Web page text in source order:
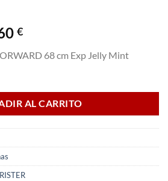
€.
€El
actual
120,60 €.
68 cm Exp Jelly Mint
AL CARRITO